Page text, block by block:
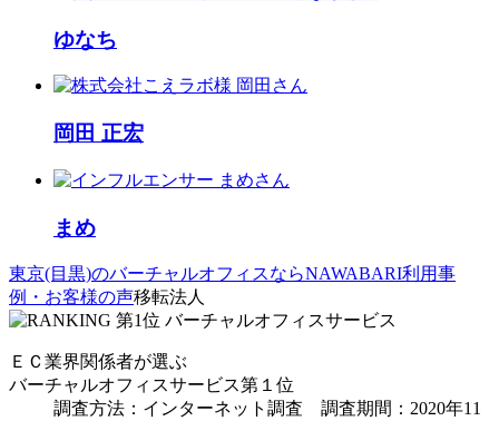
ゆなち
岡田 正宏
まめ
東京(目黒)のバーチャルオフィスならNAWABARI利用事
例・お客様の声移転法人
ＥＣ業界関係者が選ぶ
バーチャルオフィスサービス第１位
調査方法：インターネット調査 調査期間：2020年11